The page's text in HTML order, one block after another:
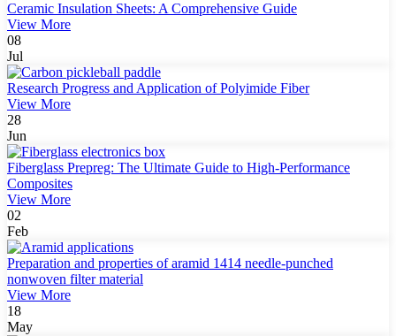
Ceramic Insulation Sheets: A Comprehensive Guide
View More
08
Jul
Research Progress and Application of Polyimide Fiber
View More
28
Jun
Fiberglass Prepreg: The Ultimate Guide to High-Performance
Composites
View More
02
Feb
Preparation and properties of aramid 1414 needle-punched
nonwoven filter material
View More
18
May